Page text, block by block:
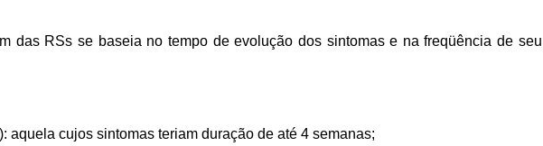
das RSs se baseia no tempo de evolução dos sintomas e na freqüência de seu
aquela cujos sintomas teriam duração de até 4 semanas;